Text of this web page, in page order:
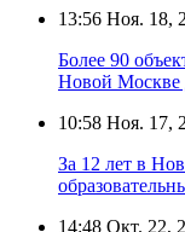
13:56 Ноя. 18,
Более 90
Новой Москве
10:58 Ноя. 17,
За 12 лет в
14:48 Окт. 22,